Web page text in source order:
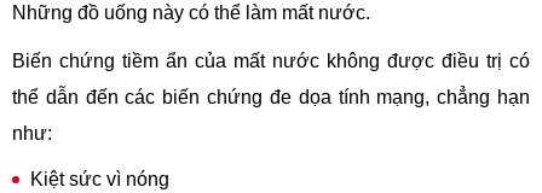
Những đồ uống này có thể làm mất nước.
Biến chứng tiềm ẩn của mất nước không được điều trị có
thể dẫn đến các biến chứng đe dọa tính mạng, chẳng hạn
như:
Kiệt sức vì nóng